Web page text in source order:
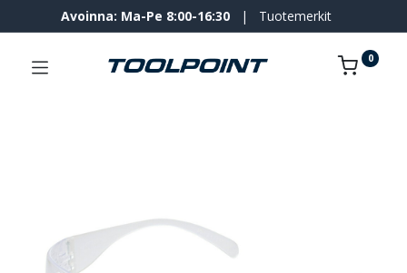
Avoinna: Ma-Pe 8:00-16:30 | Tuotemerkit
0